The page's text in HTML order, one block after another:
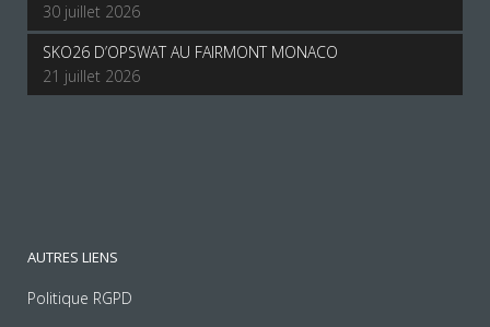
30 juillet 2026
SKO26 D’OPSWAT AU FAIRMONT MONACO
21 juillet 2026
AUTRES LIENS
Politique RGPD